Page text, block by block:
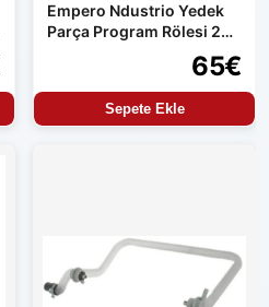
Empero Ndustrio Yedek
Parça Program Rölesi 220
65€
Sepete Ekle